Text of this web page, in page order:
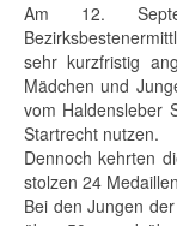
Am 12.
sehr kurzfristig
Mädchen und
vom Haldensleber
Startrecht nutzen.
Dennoch kehrten
stolzen 24
Bei den Jungen